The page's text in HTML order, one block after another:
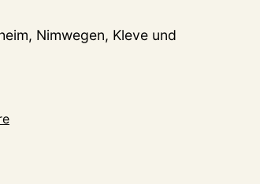
Nimwegen, Kleve und